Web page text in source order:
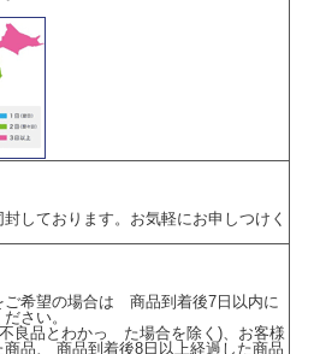
しております。お気軽にお申しつけく
希望の場合は 商品到着後7日以内に
さい。
良品とわかっ た場合を除く)、お客様
品、 商品到着後8日以上経過した商品